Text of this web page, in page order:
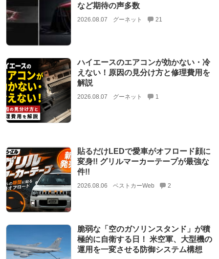
など期待の声多数
2026.08.07 グーネット 21
ハイエースのエアコンが効かない・冷
えない！原因の見分け方と修理費用を
解説
2026.08.07 グーネット 1
貼るだけLEDで愛車がオフロード顔に
変身!! グリルマーカーテープが最強な
件!!
2026.08.06 ベストカーWeb 2
脆弱な「空のガソリンスタンド」が積
極的に自衛する日！ 米空軍、大型機の
運用を一変させる防御システム構想